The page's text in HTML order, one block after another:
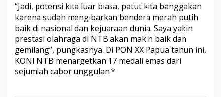
“Jadi, potensi kita luar biasa, patut kita banggakan
karena sudah mengibarkan bendera merah putih
baik di nasional dan kejuaraan dunia. Saya yakin
prestasi olahraga di NTB akan makin baik dan
gemilang”, pungkasnya. Di PON XX Papua tahun ini,
KONI NTB menargetkan 17 medali emas dari
sejumlah cabor unggulan.*